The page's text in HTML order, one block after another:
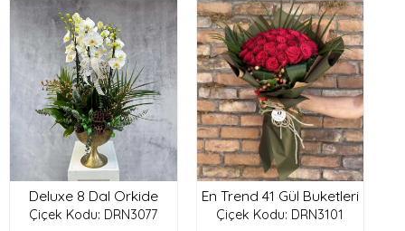
Deluxe 8 Dal Orkide
Çiçek Kodu: DRN3077
En Trend 41 Gül Buketleri
Çiçek Kodu: DRN3101